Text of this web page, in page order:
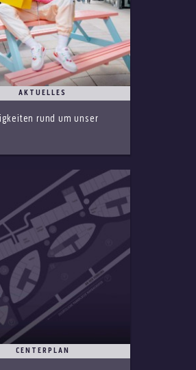
AKTUELLES
rund um unser
CENTERPLAN